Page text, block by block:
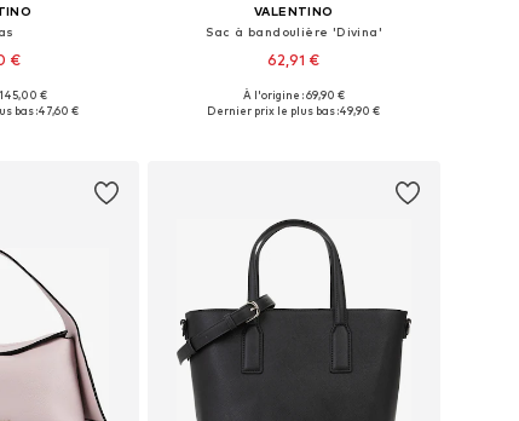
€
One Size
€
bas :47,60 €
VALENTINO
Sac à bandoulière 'Divina'
62,91 €
+2
Tailles disponibles: One Size
À l'origine : 69,90 €
Dernier prix le plus bas :49,90 €